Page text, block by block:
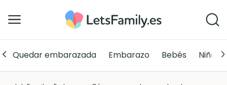
Quedar embarazada Embarazo Bebés Niños